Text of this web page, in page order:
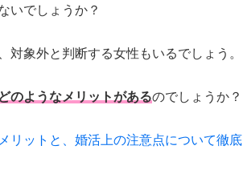
いでしょうか？
象外と判断する女性もいるでしょう。
のようなメリットがあるのでしょうか？
リットと、婚活上の注意点について徹底